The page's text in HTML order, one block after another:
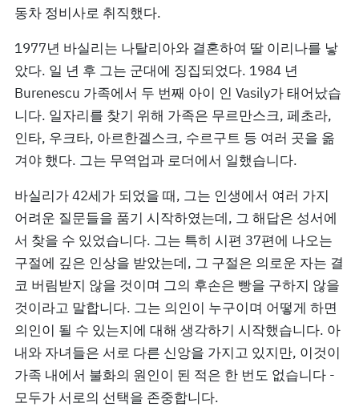
동차 정비사로 취직했다.
1977년 바실리는 나탈리아와 결혼하여 딸 이리나를 낳
았다. 일 년 후 그는 군대에 징집되었다. 1984 년
Burenescu 가족에서 두 번째 아이 인 Vasily가 태어났습
니다. 일자리를 찾기 위해 가족은 무르만스크, 페초라,
인타, 우크타, 아르한겔스크, 수르구트 등 여러 곳을 옮
겨야 했다. 그는 무역업과 로더에서 일했습니다.
바실리가 42세가 되었을 때, 그는 인생에서 여러 가지
어려운 질문들을 품기 시작하였는데, 그 해답은 성서에
서 찾을 수 있었습니다. 그는 특히 시편 37편에 나오는
구절에 깊은 인상을 받았는데, 그 구절은 의로운 자는 결
코 버림받지 않을 것이며 그의 후손은 빵을 구하지 않을
것이라고 말합니다. 그는 의인이 누구이며 어떻게 하면
의인이 될 수 있는지에 대해 생각하기 시작했습니다. 아
내와 자녀들은 서로 다른 신앙을 가지고 있지만, 이것이
가족 내에서 불화의 원인이 된 적은 한 번도 없습니다 -
모두가 서로의 선택을 존중합니다.